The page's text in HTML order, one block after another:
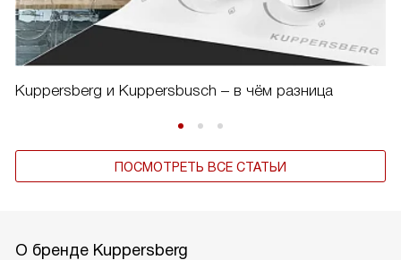
Kuppersberg и Kuppersbusch – в чём разница
ПОСМОТРЕТЬ ВСЕ СТАТЬИ
О бренде Kuppersberg